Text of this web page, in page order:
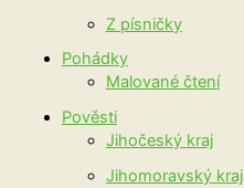
Z písničky
Pohádky
Malované čtení
Pověsti
Jihočeský kraj
Jihomoravský kraj